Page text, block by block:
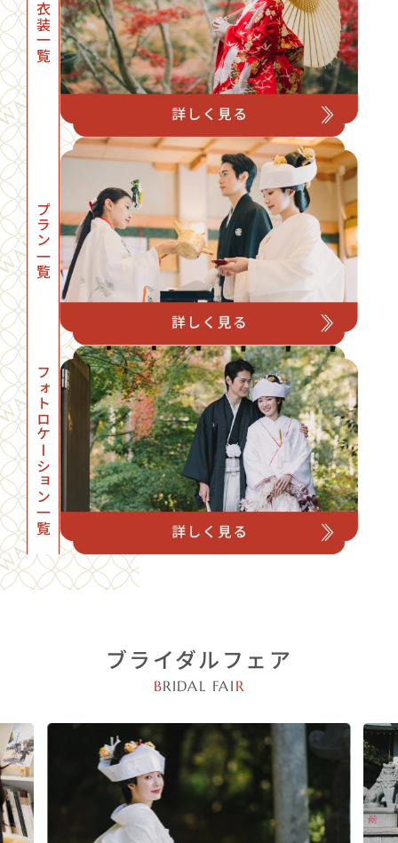
衣装一覧
プラン一覧
フォトロケーション一覧
ブライダルフェア
BRIDAL FAI R